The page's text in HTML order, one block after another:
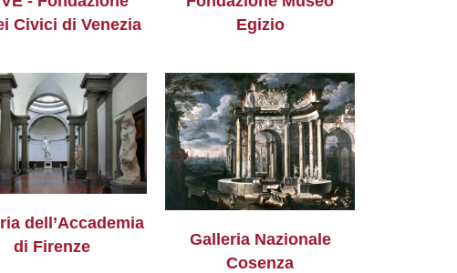
Civici di Venezia
Egizio
dell’Accademia
di Firenze
Galleria Nazionale
Cosenza